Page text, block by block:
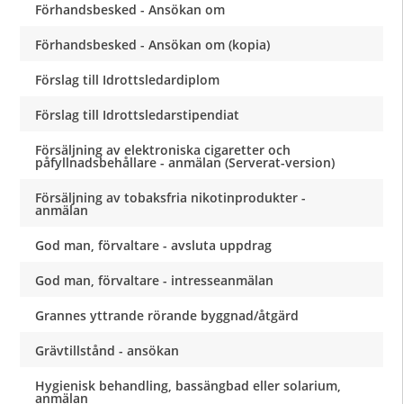
Förhandsbesked - Ansökan om
Förhandsbesked - Ansökan om (kopia)
Förslag till Idrottsledardiplom
Förslag till Idrottsledarstipendiat
Försäljning av elektroniska cigaretter och
påfyllnadsbehållare - anmälan (Serverat-version)
Försäljning av tobaksfria nikotinprodukter -
anmälan
God man, förvaltare - avsluta uppdrag
God man, förvaltare - intresseanmälan
Grannes yttrande rörande byggnad/åtgärd
Grävtillstånd - ansökan
Hygienisk behandling, bassängbad eller solarium,
anmälan